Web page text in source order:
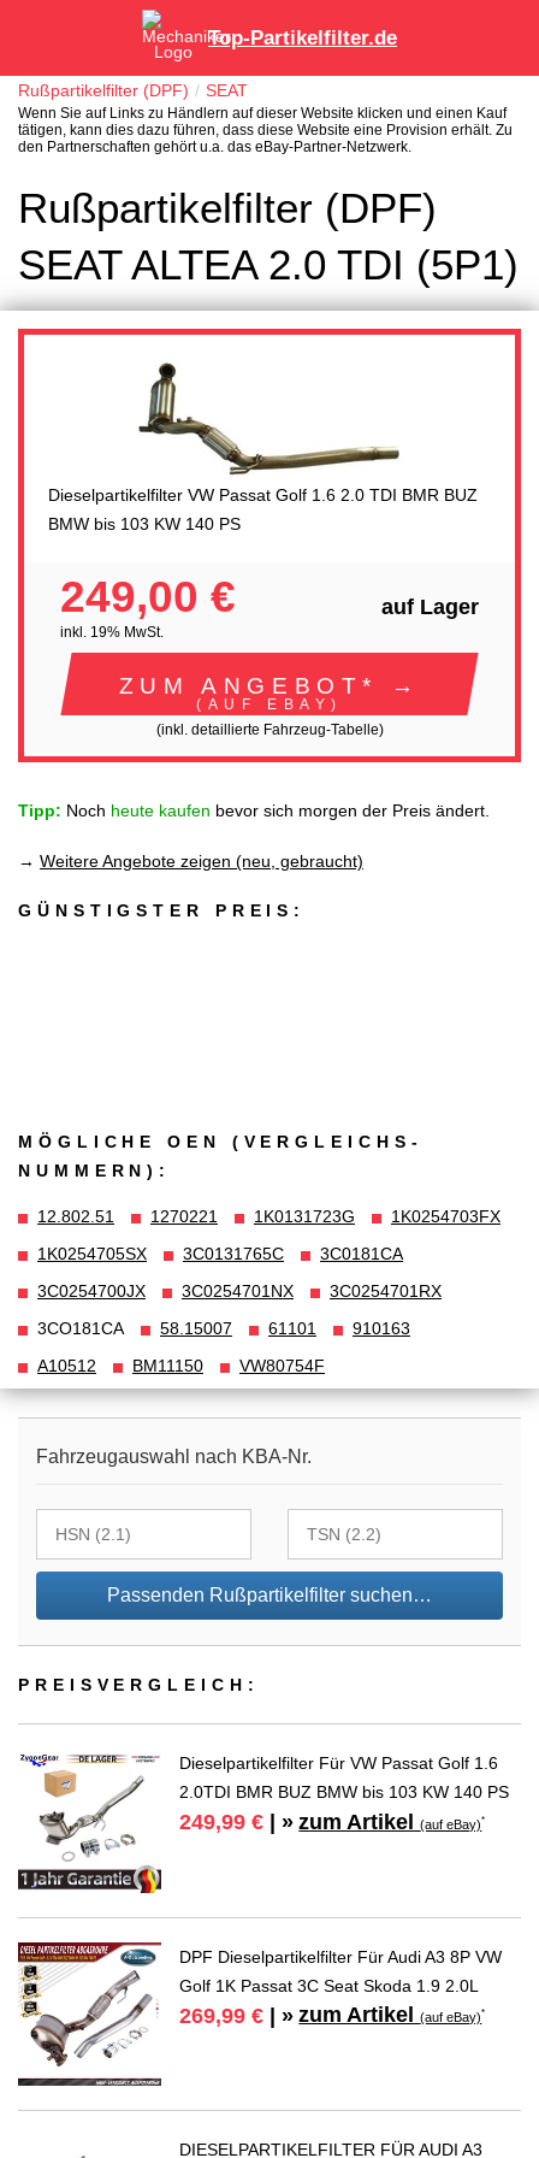
Top-Partikelfilter.de
Rußpartikelfilter (DPF) SEAT
Wenn Sie auf Links zu Händlern auf dieser Website klicken und einen Kauf
tätigen, kann dies dazu führen, dass diese Website eine Provision erhält. Zu
den Partnerschaften gehört u.a. das eBay-Partner-Netzwerk.
Rußpartikelfilter (DPF)
SEAT ALTEA 2.0 TDI (5P1)
Dieselpartikelfilter VW Passat Golf 1.6 2.0 TDI BMR BUZ
BMW bis 103 KW 140 PS
249,00 €
inkl. 19% MwSt.
auf Lager
ZUM ANGEBOT* →
(AUF EBAY)
(inkl. detaillierte Fahrzeug-Tabelle)
Tipp: Noch heute kaufen bevor sich morgen der Preis ändert.
→ Weitere Angebote zeigen (neu, gebraucht)
GÜNSTIGSTER PREIS:
MÖGLICHE OEN (VERGLEICHS­
NUMMERN):
12.802.51 1270221 1K0131723G
1K0254703FX
1K0254705SX
3C0131765C
3C0181CA
3C0254700JX
3C0254701NX
3C0254701RX
3CO181CA
58.15007 61101
910163
A10512
BM11150 VW80754F
Fahrzeugauswahl nach KBA-Nr.
Passenden Rußpartikelfilter suchen…
PREIS­VER­GLEICH:
Dieselpartikelfilter Für VW Passat Golf 1.6
2.0TDI BMR BUZ BMW bis 103 KW 140 PS
249,99 € | » zum Artikel(auf eBay)*
DPF Dieselpartikelfilter Für Audi A3 8P VW
Golf 1K Passat 3C Seat Skoda 1.9 2.0L
269,99 € | » zum Artikel(auf eBay)*
DIESELPARTIKELFILTER FÜR AUDI A3